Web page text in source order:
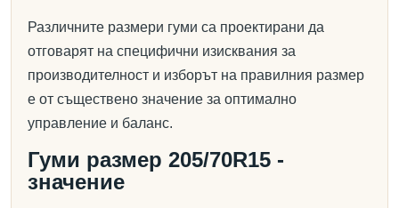
Различните размери гуми са проектирани да
отговарят на специфични изисквания за
производителност и изборът на правилния размер
е от съществено значение за оптимално
управление и баланс.
Гуми размер 205/70R15 -
значение